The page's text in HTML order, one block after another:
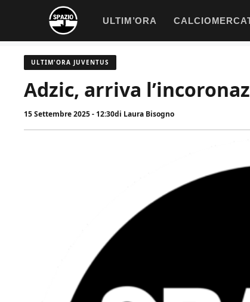
contenuto
ULTIM’ORA
ULTIM'ORA JUVENTUS
Adzic, arriva
15 Settembre 2025 - 12:30di Laura Bisogno